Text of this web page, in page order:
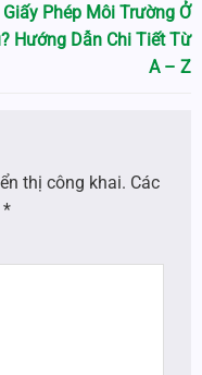
Phép Môi Trường Ở
Hướng Dẫn Chi Tiết Từ
A – Z
thị công khai. Các
*